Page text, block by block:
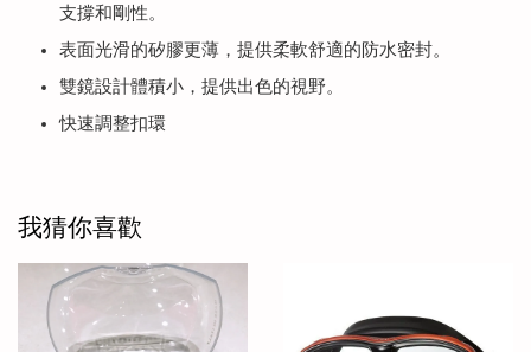
支撐和剛性。
表面光滑的矽膠更薄，提供柔軟舒適的防水密封。
雙鏡設計體積小，提供出色的視野。
快速調整扣環
我猜你喜歡